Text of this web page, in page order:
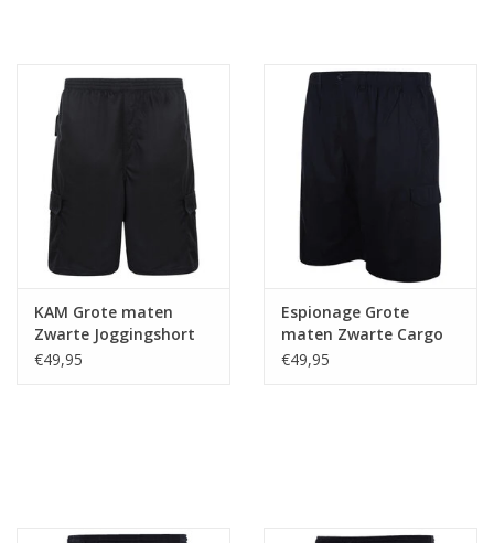
KAM Grote maten
Zwarte Joggingshort
10XL-12XL
€49,95
Espionage Grote
maten Zwarte Cargo
Short Zwart
€49,95